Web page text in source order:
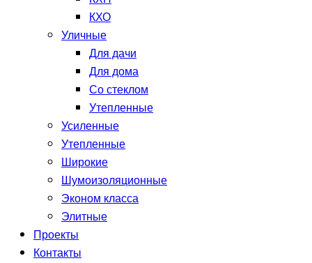
КХО
Уличные
Для дачи
Для дома
Со стеклом
Утепленные
Усиленные
Утепленные
Широкие
Шумоизоляционные
Эконом класса
Элитные
Проекты
Контакты